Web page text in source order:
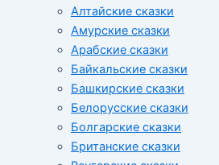
Алтайские сказки
Амурские сказки
Арабские сказки
Байкальские сказки
Башкирские сказки
Белорусские сказки
Болгарские сказки
Британские сказки